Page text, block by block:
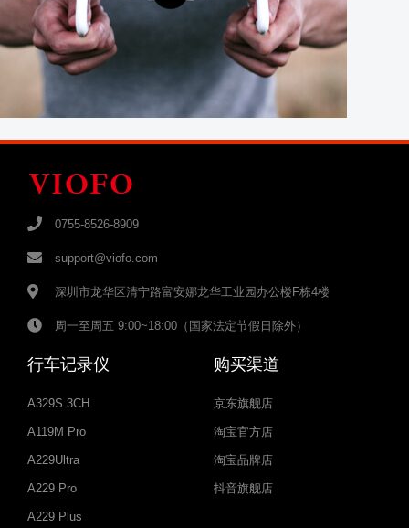
0755-8526-8909
support@viofo.com
深圳市龙华区清宁路富安娜龙华工业园办公楼F栋4楼
周一至周五 9:00~18:00（国家法定节假日除外）
行车记录仪
A329S 3CH
A119M Pro
A229Ultra
A229 Pro
A229 Plus
购买渠道
京东旗舰店
淘宝官方店
淘宝品牌店
抖音旗舰店